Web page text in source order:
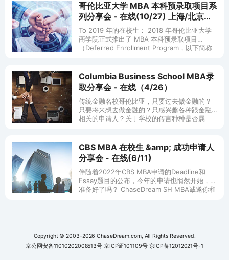
哥伦比亚大学 MBA 本科预录取项目系
列分享会 - 在线(10/27) 上海/北京
(11/9-11/10)
To 2019 年的在校生： 2018 年哥伦比亚大学
商学院正式推出了 MBA 本科预录取项目
（Deferred Enrollment Program，以下简称
Columbia Business School MBA录
取分享会 - 在线（4/26）
传统金融名校哥伦比亚，只要过去做金融的？
只要将来想去做金融的？只感兴趣各种跟金融
相关的申请人？关于学校的传言种种是否属
CBS MBA 在校生 &amp; 成功申请人
分享会 - 在线(6/11)
伴随着2022年CBS MBA申请的Deadline和
Essay题目的公布，今年的申请也悄然开始，你
准备好了吗？ ChaseDream SH MBA诚邀你和
Copyright © 2003-2026 ChaseDream.com, All Rights Reserved.
京公网安备11010202008513号 京ICP证101109号 京ICP备12012021号-1